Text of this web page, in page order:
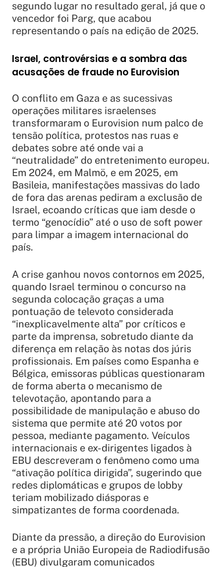
segundo lugar no resultado geral, já que o
vencedor foi Parg, que acabou
representando o país na edição de 2025.
Israel, controvérsias e a sombra das
acusações de fraude no Eurovision
O conflito em Gaza e as sucessivas
operações militares israelenses
transformaram o Eurovision num palco de
tensão política, protestos nas ruas e
debates sobre até onde vai a
“neutralidade” do entretenimento europeu.
Em 2024, em Malmö, e em 2025, em
Basileia, manifestações massivas do lado
de fora das arenas pediram a exclusão de
Israel, ecoando críticas que iam desde o
termo “genocídio” até o uso de soft power
para limpar a imagem internacional do
país.
A crise ganhou novos contornos em 2025,
quando Israel terminou o concurso na
segunda colocação graças a uma
pontuação de televoto considerada
“inexplicavelmente alta” por críticos e
parte da imprensa, sobretudo diante da
diferença em relação às notas dos júris
profissionais. Em países como Espanha e
Bélgica, emissoras públicas questionaram
de forma aberta o mecanismo de
televotação, apontando para a
possibilidade de manipulação e abuso do
sistema que permite até 20 votos por
pessoa, mediante pagamento. Veículos
internacionais e ex-dirigentes ligados à
EBU descreveram o fenômeno como uma
“ativação política dirigida”, sugerindo que
redes diplomáticas e grupos de lobby
teriam mobilizado diásporas e
simpatizantes de forma coordenada.
Diante da pressão, a direção do Eurovision
e a própria União Europeia de Radiodifusão
(EBU) divulgaram comunicados